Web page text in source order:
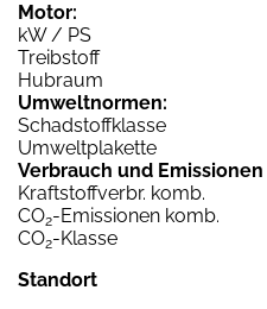
Motor:
kW / PS
Treibstoff
Hubraum
Umweltnormen:
Schadstoffklasse
Umweltplakette
Verbrauch und Emissionen
Kraftstoffverbr. komb.
CO2-Emissionen komb.
CO2-Klasse
Standort